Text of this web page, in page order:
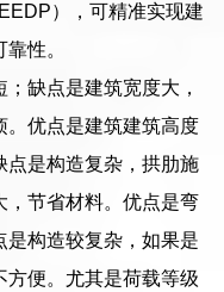
），可精准实现建
性。
缺点是建筑宽度大，
。优点是建筑建筑高度
点是构造复杂，拱肋施
，节省材料。优点是弯
是构造较复杂，如果是
方便。尤其是荷载等级